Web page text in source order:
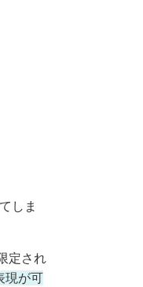
しま
定され
現が可